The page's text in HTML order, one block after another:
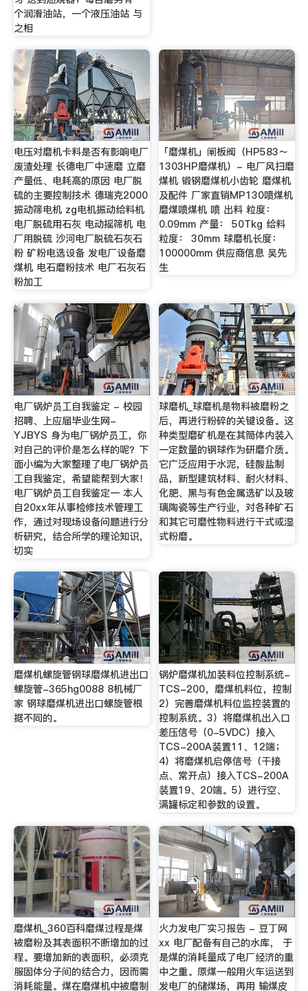
个润滑油站，一个液压油站 与
之相
电压对磨机卡料是否有影响电厂
废渣处理 长德电厂中速磨 立磨
产量低、电耗高的原因 电厂脱
硫的主要控制技术 德瑞克2000
振动筛电机 zg电机振动给料机
电厂脱硫用石灰 电动摇筛机 电
厂用脱硫 沙河电厂脱硫石灰石
粉 矿粉电选设备 发电厂设备磨
煤机 电石磨粉技术 电厂石灰石
粉加工
「磨煤机」闸板阀（HP583～
1303HP磨煤机）- 电厂风扫磨
煤机 锻钢磨煤机小齿轮 磨煤机
及配件 厂家直销MP130喷煤机
磨煤喷煤机 喷 出料 粒度：
0.09mm 产量： 50Tkg 给料
粒度： 30mm 球磨机长度：
100000mm 供应商信息 吴先
生
电厂锅炉员工自我鉴定 - 校园
招聘、上应届毕业生网-
YJBYS 身为电厂锅炉员工，你
对自己的评价是怎么样的呢？下
面小编为大家整理了电厂锅炉员
工自我鉴定，希望能帮到大家！
电厂锅炉员工自我鉴定一 本人
自20xx年从事检修技术管理工
作，通过对现场设备问题进行分
析研究，结合所学的理论知识，
切实
球磨机_球磨机是物料被磨粉之
后，再进行粉碎的关键设备。这
种类型磨矿机是在其筒体内装入
一定数量的钢球作为研磨介质。
它广泛应用于水泥，硅酸盐制
品，新型建筑材料、耐火材料、
化肥、黑与有色金属选矿以及玻
璃陶瓷等生产行业，对各种矿石
和其它可磨性物料进行干式或湿
式粉磨。
磨煤机螺旋管钢球磨煤机进出口
螺旋管-365hg0088 8机械厂
家 钢球磨煤机进出口螺旋管根
据不同的。
锅炉磨煤机加装料位控制系统-
TCS-200，磨煤机料位，控制
2）完善磨煤机料位监控装置的
控制系统。3）将磨煤机出入口
差压信号（0-5VDC）接入
TCS-200A装置11、12端；
4）将磨煤机启停信号（干接
点、常开点）接入TCS-200A
装置19、20端。5）进行空、
满罐标定和参数的设置。
磨煤机_360百科磨煤过程是煤
被磨粉及其表面积不断增加的过
程。要增加新的表面积，必须克
服固体分子间的结合力，因而需
消耗能量。煤在磨煤机中被磨制
火力发电厂实习报告 - 豆丁网
xx 电厂配备有自己的水库， 于
是煤的消耗量成了电厂经济的重
中之重。原煤一般用火车运送到
发电厂的储煤场，再用 输煤皮